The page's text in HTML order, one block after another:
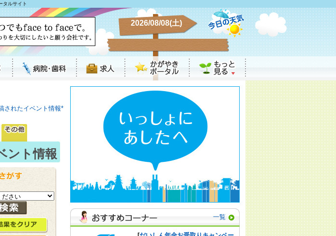
タルサイト
2026/08/08(土)
されたイベント情報*
ント情報